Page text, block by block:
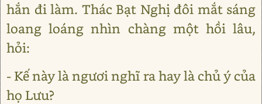
hắn đi làm. Thác Bạt Nghị đôi mắt sáng
loang loáng nhìn chàng một hồi lâu,
hỏi:
- Kế này là ngươi nghĩ ra hay là chủ ý của
họ Lưu?